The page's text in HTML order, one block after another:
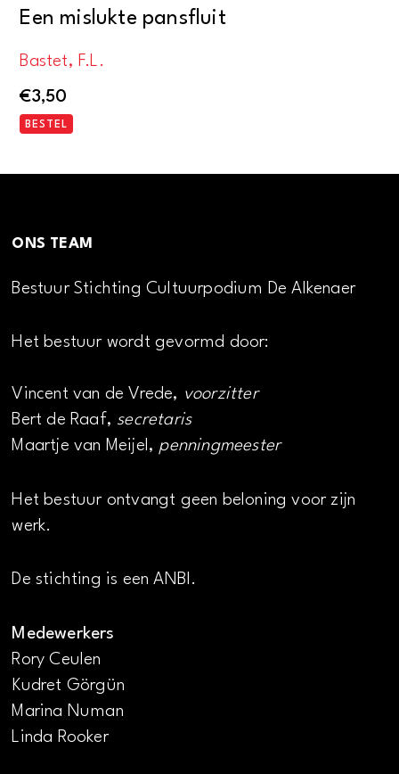
Een mislukte pansfluit
Bastet, F.L.
€3,50
BESTEL
ONS TEAM
Bestuur Stichting Cultuurpodium De Alkenaer
Het bestuur wordt gevormd door:
Vincent van de Vrede, voorzitter
Bert de Raaf, secretaris
Maartje van Meijel, penningmeester
Het bestuur ontvangt geen beloning voor zijn
werk.
De stichting is een ANBI.
Medewerkers
Rory Ceulen
Kudret Görgün
Marina Numan
Linda Rooker